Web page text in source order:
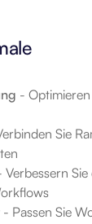
-
Sie
Verbessern
- Passen Sie